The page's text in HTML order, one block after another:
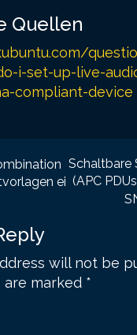
Quellen
i-set-up-live-
compliant-device
ei
Schaltbare
(APC
will not be
are marked *